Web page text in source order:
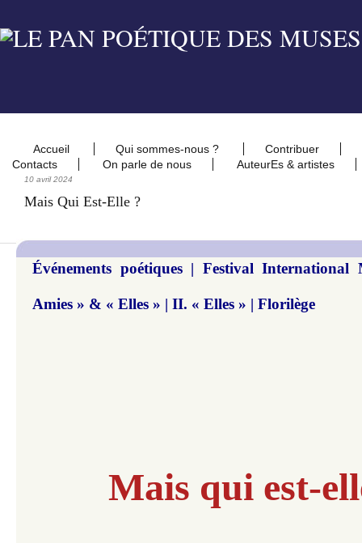
Accueil Qui sommes-nous ?
Contribuer
Contacts
On parle de nous AuteurEs & artistes
10 avril 2024
Mais Qui Est-Elle ?
Événements poétiques | Festival International
Amies » & « Elles » | II. « Elles » | Florilège
Mais qui est-